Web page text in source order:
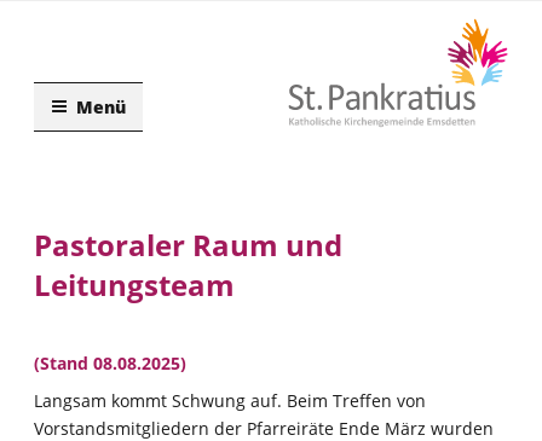
Menü
Pastoraler Raum und
Leitungsteam
(Stand 08.08.2025)
Langsam kommt Schwung auf. Beim Treffen von
Vorstandsmitgliedern der Pfarreiräte Ende März wurden